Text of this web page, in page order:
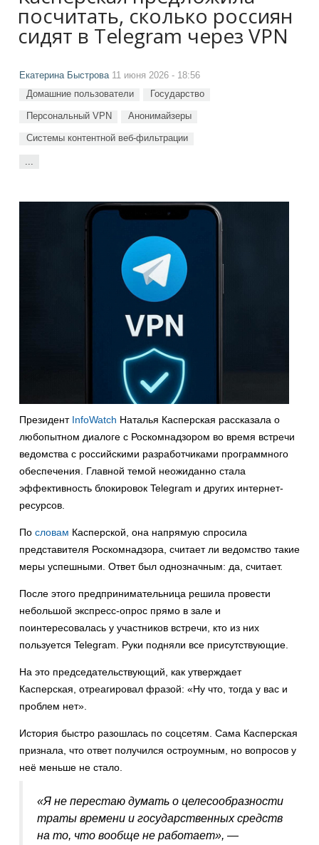
посчитать, сколько россиян
сидят в Telegram через VPN
Екатерина Быстрова11 июня 2026 - 18:56
Домашние пользователи Государство
Персональный VPN Анонимайзеры
Системы контентной веб-фильтрации
...
Президент InfoWatch Наталья Касперская рассказала о
любопытном диалоге с Роскомнадзором во время встречи
ведомства с российскими разработчиками программного
обеспечения. Главной темой неожиданно стала
эффективность блокировок Telegram и других интернет-
ресурсов.
По словам Касперской, она напрямую спросила
представителя Роскомнадзора, считает ли ведомство такие
меры успешными. Ответ был однозначным: да, считает.
После этого предпринимательница решила провести
небольшой экспресс-опрос прямо в зале и
поинтересовалась у участников встречи, кто из них
пользуется Telegram. Руки подняли все присутствующие.
На это председательствующий, как утверждает
Касперская, отреагировал фразой: «Ну что, тогда у вас и
проблем нет».
История быстро разошлась по соцсетям. Сама Касперская
признала, что ответ получился остроумным, но вопросов у
неё меньше не стало.
«Я не перестаю думать о целесообразности
траты времени и государственных средств
на то, что вообще не работает», —